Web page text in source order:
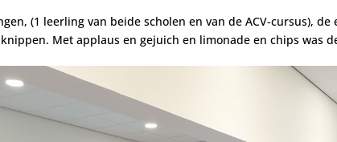
(1 leerling van beide scholen en van de ACV-cursus),
Met applaus en gejuich en limonade en chips was